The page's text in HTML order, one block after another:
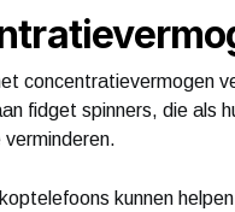
concentratievermogen
fidget spinners, die als
kunnen